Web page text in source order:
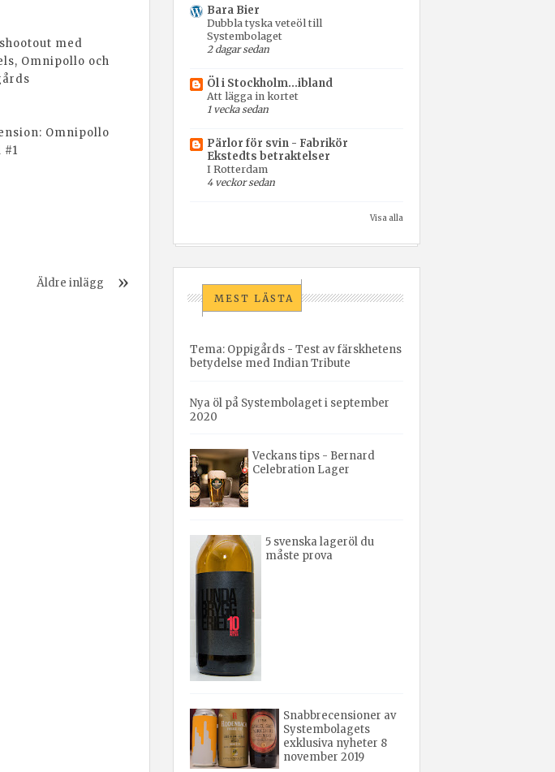
med
Omnipollo och
Omnipollo
#1
Äldre inlägg
Bara Bier
Dubbla tyska veteöl till
Systembolaget
2 dagar sedan
Öl i Stockholm...ibland
Att lägga in kortet
1 vecka sedan
Pärlor för svin - Fabrikör
Ekstedts betraktelser
I Rotterdam
4 veckor sedan
Visa alla
MEST LÄSTA
Tema: Oppigårds - Test av färskhetens
betydelse med Indian Tribute
Nya öl på Systembolaget i september
2020
Veckans tips - Bernard
Celebration Lager
5 svenska lageröl du
måste prova
Snabbrecensioner av
Systembolagets
exklusiva nyheter 8
november 2019